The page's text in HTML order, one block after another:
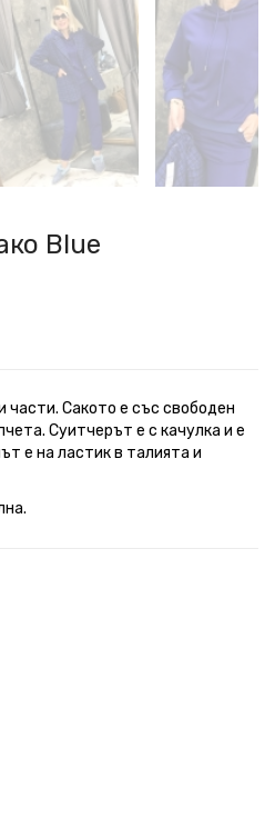
Blue
части. Сакото е със свободен
Суитчерът е с качулка и е
е на ластик в талията и